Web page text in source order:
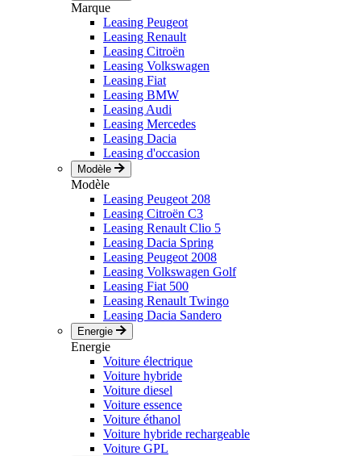
Marque
Leasing Peugeot
Leasing Renault
Leasing Citroën
Leasing Volkswagen
Leasing Fiat
Leasing BMW
Leasing Audi
Leasing Mercedes
Leasing Dacia
Leasing d'occasion
Modèle
Modèle
Leasing Peugeot 208
Leasing Citroën C3
Leasing Renault Clio 5
Leasing Dacia Spring
Leasing Peugeot 2008
Leasing Volkswagen Golf
Leasing Fiat 500
Leasing Renault Twingo
Leasing Dacia Sandero
Energie
Energie
Voiture électrique
Voiture hybride
Voiture diesel
Voiture essence
Voiture éthanol
Voiture hybride rechargeable
Voiture GPL